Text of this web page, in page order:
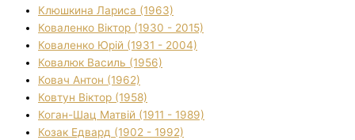
Клюшкина Лариса (1963)
Коваленко Віктор (1930 - 2015)
Коваленко Юрій (1931 - 2004)
Ковалюк Василь (1956)
Ковач Антон (1962)
Ковтун Віктор (1958)
Коган-Шац Матвій (1911 - 1989)
Козак Едвард (1902 - 1992)